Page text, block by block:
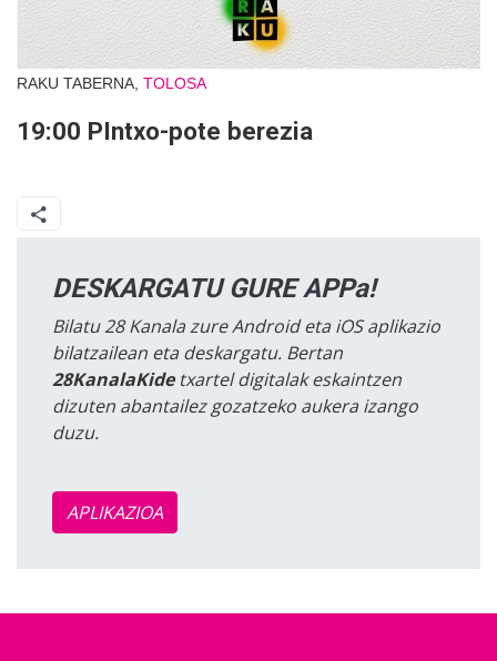
RAKU TABERNA, TOLOSA
19:00 PIntxo-pote berezia
DESKARGATU GURE APPa!
Bilatu 28 Kanala zure Android eta iOS aplikazio
bilatzailean eta deskargatu. Bertan
28KanalaKidetxartel digitalak eskaintzen
dizuten abantailez gozatzeko aukera izango
duzu.
APLIKAZIOA